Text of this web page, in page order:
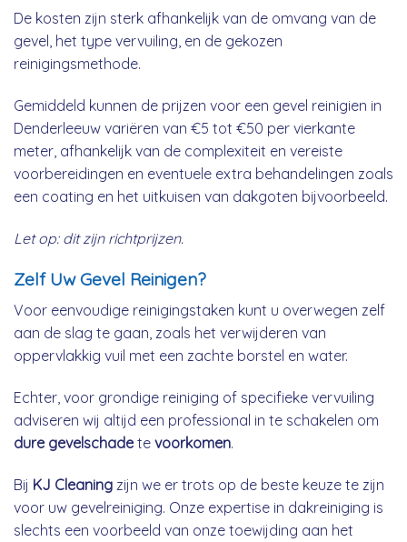
De kosten zijn sterk afhankelijk van de omvang van de
gevel, het type vervuiling, en de gekozen
reinigingsmethode.
Gemiddeld kunnen de prijzen voor een gevel reinigien in
Denderleeuw variëren van €5 tot €50 per vierkante
meter, afhankelijk van de complexiteit en vereiste
voorbereidingen en eventuele extra behandelingen zoals
een coating en het uitkuisen van dakgoten bijvoorbeeld.
Let op: dit zijn richtprijzen.
Zelf Uw Gevel Reinigen?
Voor eenvoudige reinigingstaken kunt u overwegen zelf
aan de slag te gaan, zoals het verwijderen van
oppervlakkig vuil met een zachte borstel en water.
Echter, voor grondige reiniging of specifieke vervuiling
adviseren wij altijd een professional in te schakelen om
dure gevelschadete voorkomen.
Bij KJ Cleaning zijn we er trots op de beste keuze te zijn
voor uw gevelreiniging. Onze expertise in dakreiniging is
slechts een voorbeeld van onze toewijding aan het